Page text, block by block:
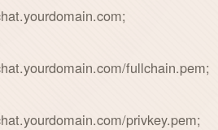
fullchain.pem;
privkey.pem;